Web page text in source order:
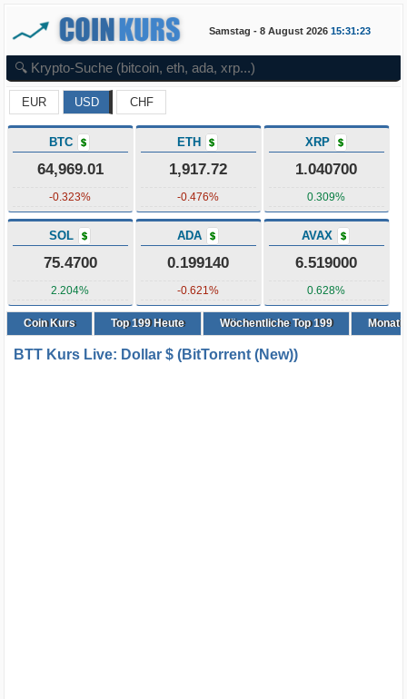
Samstag - 8 August 2026 15:31:23
EUR USD CHF
BTC $
64,969.01
-0.323%
ETH $
1,917.72
-0.476%
XRP $
1.040700
0.309%
SOL $
75.4700
2.204%
ADA $
0.199140
-0.621%
AVAX $
6.519000
0.628%
Coin Kurs Top199Heute Wöchentliche Top 199
BTT Kurs Live: Dollar $ (BitTorrent (New))